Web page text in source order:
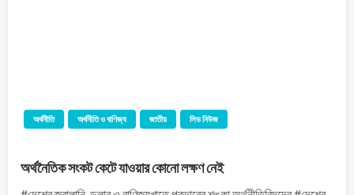
অর্থনীতি অর্থনীতি ও বাণিজ্য জাতীয় লিড নিউজ
অর্থনৈতিক সংকট কেটে যাওয়ার কোনো লক্ষণ নেই